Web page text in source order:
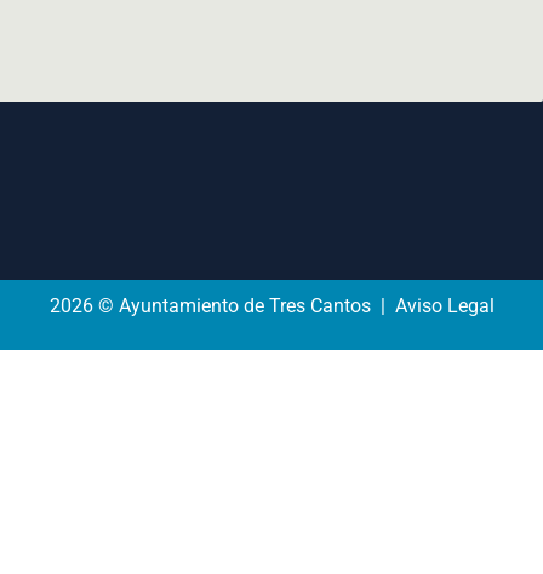
2026 © Ayuntamiento de Tres Cantos | Aviso Legal